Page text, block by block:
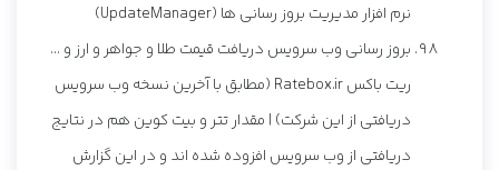
نرم افزار مدیریت بروز رسانی ها (UpdateManager)
بروز رسانی وب سرویس دریافت قیمت طلا و جواهر و ارز و ...
ریت باکس Ratebox.ir (مطابق با آخرین نسخه وب سرویس
دریافتی از این شرکت) | مقدار تتر و بیت کوین هم در نتایج
دریافتی از وب سرویس افزوده شده اند و در این گزارش